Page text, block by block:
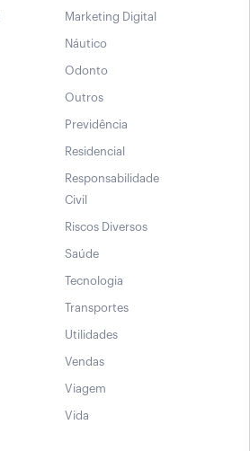
Marketing Digital
Náutico
Odonto
Outros
Previdência
Residencial
Responsabilidade
Civil
Riscos Diversos
Saúde
Tecnologia
Transportes
Utilidades
Vendas
Viagem
Vida